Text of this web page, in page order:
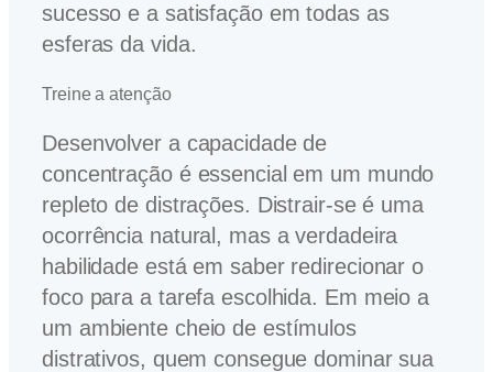
sucesso e a satisfação em todas as
esferas da vida.
Treine a atenção
Desenvolver a capacidade de
concentração é essencial em um mundo
repleto de distrações. Distrair-se é uma
ocorrência natural, mas a verdadeira
habilidade está em saber redirecionar o
foco para a tarefa escolhida. Em meio a
um ambiente cheio de estímulos
distrativos, quem consegue dominar sua